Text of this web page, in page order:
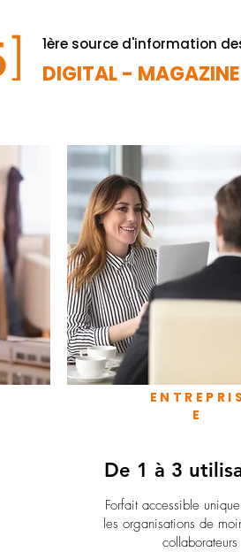
1ère source d'information
DIGITAL -
E
De 1 à 3
Forfait accessible
les organisations de
collaborateurs